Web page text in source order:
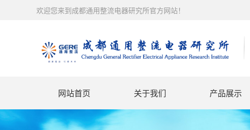
欢迎您来到成都通用整流电器研究所官方网站！
网站首页 关于我们 产品展示